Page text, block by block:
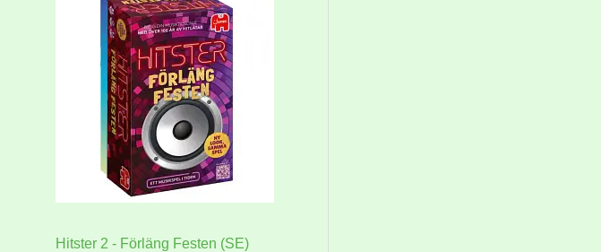
Hitster 2 - Förläng Festen (SE)